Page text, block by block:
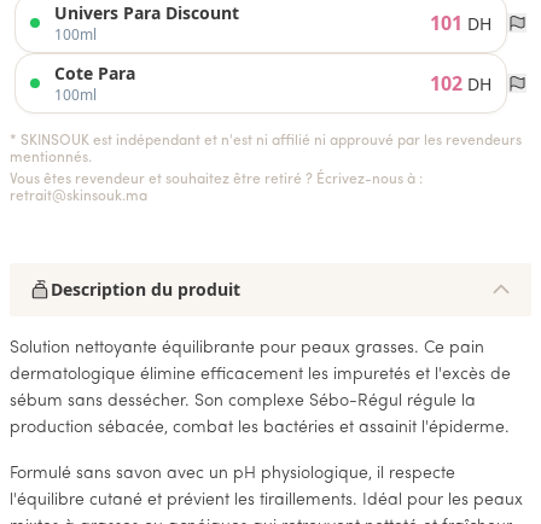
Univers Para Discount
100ml 101 DH
Cote Para
100ml 102 DH
* SKINSOUK est indépendant et n'est ni affilié ni approuvé par les revendeurs
mentionnés.
Vous êtes revendeur et souhaitez être retiré ? Écrivez-nous à :
retrait@skinsouk.ma
Description du produit
Solution nettoyante équilibrante pour peaux grasses. Ce pain
dermatologique élimine efficacement les impuretés et l'excès de
sébum sans dessécher. Son complexe Sébo-Régul régule la
production sébacée, combat les bactéries et assainit l'épiderme.
Formulé sans savon avec un pH physiologique, il respecte
l'équilibre cutané et prévient les tiraillements. Idéal pour les peaux